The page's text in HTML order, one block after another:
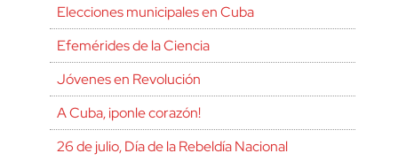
Elecciones municipales en Cuba
Efemérides de la Ciencia
Jóvenes en Revolución
A Cuba, ¡ponle corazón!
26 de julio, Día de la Rebeldía Nacional